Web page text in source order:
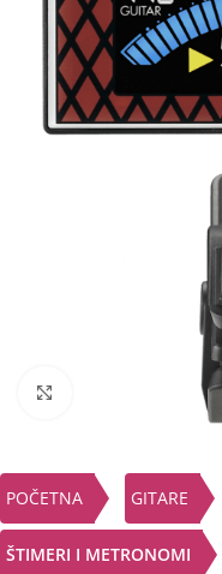
POČETNA GITARE
ŠTIMERI I METRONOMI